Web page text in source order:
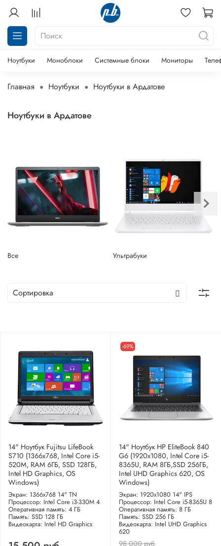
Ноутбуки Моноблоки Системные блоки Мониторы
Главная Ноутбуки Ноутбуки в Ардатове
Ноутбуки в Ардатове
Все Ультрабуки
14" Ноутбук Fujitsu LifeBook
S710 (1366x768, Intel Core i5-
520M, RAM 6ГБ, SSD 128ГБ,
Intel HD Graphics, OS
Windows)
Экран: 1366x768 14" TN
Процессор: Intel Core i3-330M 4
Оперативная память: 4 ГБ
Память: SSD 128 ГБ
Видеокарта: Intel HD Graphics
-69%
14" Ноутбук HP EliteBook 840
G6 (1920x1080, Intel Core i5-
8365U, RAM 8ГБ,SSD 256ГБ,
Intel UHD Graphics 620, OS
Windows)
Экран: 1920x1080 14" IPS
Процессор: Intel Core i5-8365U 8
Оперативная память: 8 ГБ
Память: SSD 256 ГБ
Видеокарта: Intel UHD Graphics
620
98 000 руб